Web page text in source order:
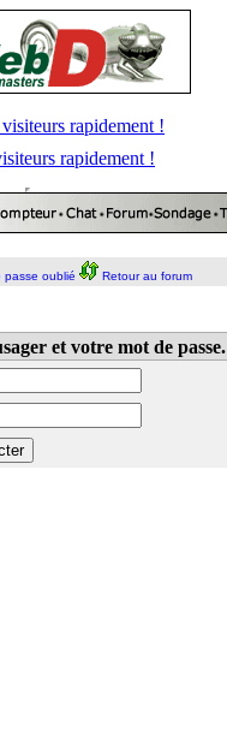
rapidement !
rapidement !
passe oublié Retour au forum
et votre mot de passe.